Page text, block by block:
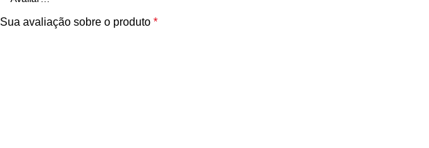
Sua avaliação sobre o produto *